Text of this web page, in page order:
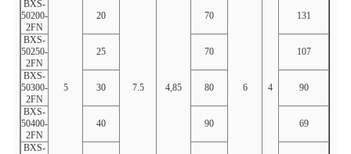
BXS-
50200-
2FN
5
20
7.5 4,85
70
6 4
131
BXS-
50250-
2FN
25 70 107
BXS-
50300-
2FN
30 80 90
BXS-
50400-
2FN
40 90 69
BXS-